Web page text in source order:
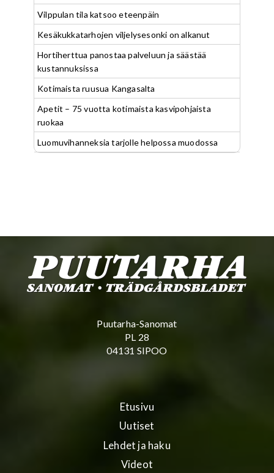
Vilppulan tila katsoo eteenpäin
Kesäkukkatarhojen viljelysesonki on alkanut
Hortiherttua panostaa palveluun ja säästää
kustannuksissa
Kotimaista ruusua Kangasalta
Apetit – 75 vuotta kotimaista kasvipohjaista
ruokaa
Luomuvihanneksia tarjolle helpossa muodossa
Puutarha-Sanomat
PL 28
04131 SIPOO
Etusivu
Uutiset
Lehdet ja haku
Videot